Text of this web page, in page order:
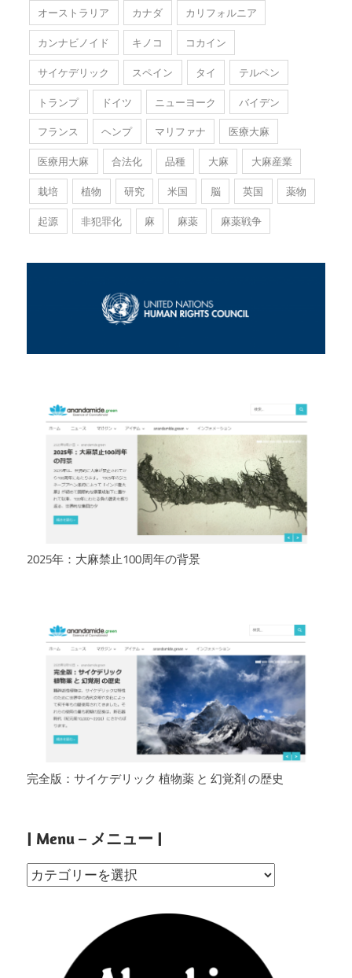
オーストラリア
カナダ
カリフォルニア
カンナビノイド
キノコ
コカイン
サイケデリック
スペイン タイ
テルペン
トランプ
ドイツ ニューヨーク
バイデン
フランス
ヘンプ マリファナ
医療大麻
医療用大麻
合法化 品種 大麻
大麻産業
栽培
植物 研究 米国 脳 英国
薬物
起源
非犯罪化 麻 麻薬 麻薬戦争
2025年：大麻禁止100周年の背景
完全版：サイケデリック 植物薬 と 幻覚剤 の歴史
| Menu – メニュー |